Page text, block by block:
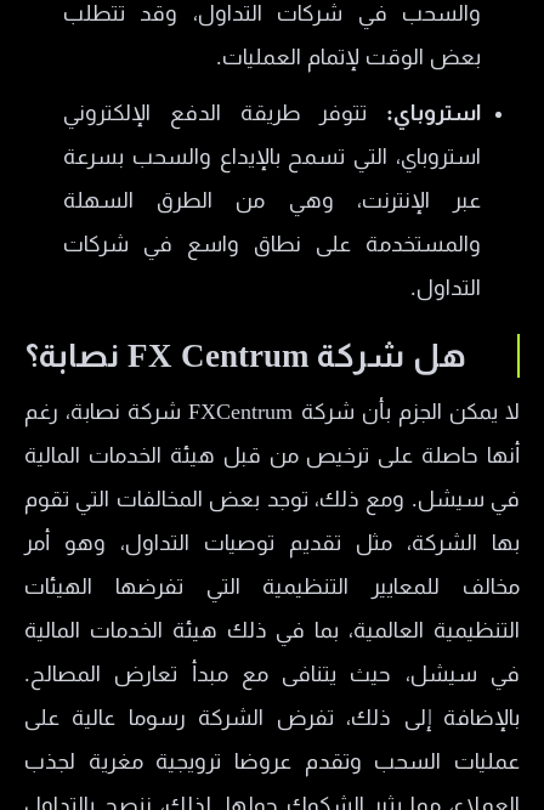
والسحب في شركات التداول، وقد تتطلب
بعض الوقت لإتمام العمليات.
استروباي: تتوفر طريقة الدفع الإلكتروني
استروباي، التي تسمح بالإيداع والسحب بسرعة
عبر الإنترنت، وهي من الطرق السهلة
والمستخدمة على نطاق واسع في شركات
التداول.
هل شركة FX Centrum نصابة؟
لا يمكن الجزم بأن شركة FXCentrum شركة نصابة، رغم
أنها حاصلة على ترخيص من قبل هيئة الخدمات المالية
في سيشل. ومع ذلك، توجد بعض المخالفات التي تقوم
بها الشركة، مثل تقديم توصيات التداول، وهو أمر
مخالف للمعايير التنظيمية التي تفرضها الهيئات
التنظيمية العالمية، بما في ذلك هيئة الخدمات المالية
في سيشل، حيث يتنافى مع مبدأ تعارض المصالح.
بالإضافة إلى ذلك، تفرض الشركة رسوما عالية على
عمليات السحب وتقدم عروضا ترويجية مغرية لجذب
العملاء، مما يثير الشكوك حولها. لذلك، ننصح بالتداول